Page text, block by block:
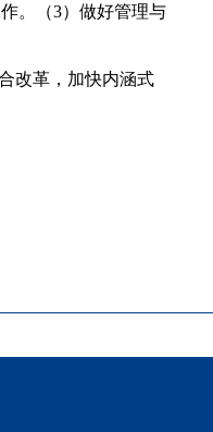
。（3）做好管理与
改革，加快内涵式